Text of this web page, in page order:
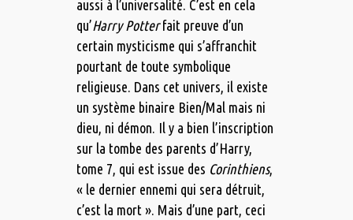
aussi à l’universalité. C’est en cela
qu’Harry Potterfait preuve d’un
certain mysticisme qui s’affranchit
pourtant de toute symbolique
religieuse. Dans cet univers, il existe
un système binaire Bien/Mal mais ni
dieu, ni démon. Il y a bien l’inscription
sur la tombe des parents d’Harry,
tome 7, qui est issue des Corinthiens,
« le dernier ennemi qui sera détruit,
c’est la mort ». Mais d’une part, ceci